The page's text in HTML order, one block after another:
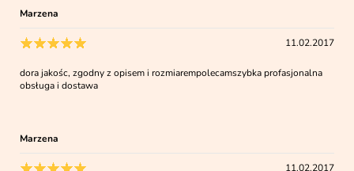
Marzena
11.02.2017
dora jakośc, zgodny z opisem i rozmiarempolecamszybka profasjonalna
obsługa i dostawa
Marzena
11.02.2017